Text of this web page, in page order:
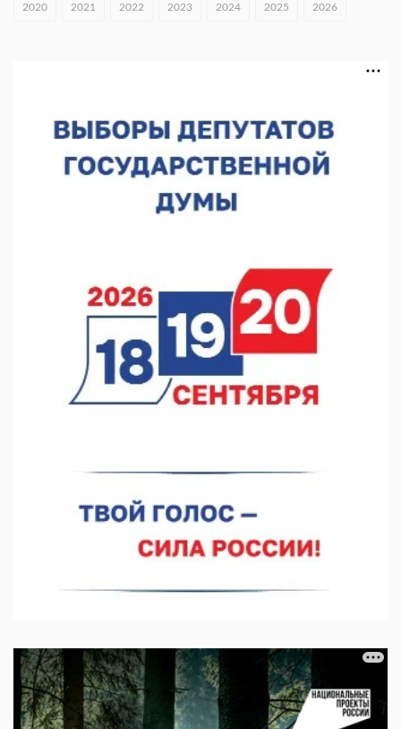
07.08.2026 13:48
выросла на 28%
Кратковременные перерывы вещания телерадиопрограмм
ожидаются в Нижнем Новгороде до 16 августа в связи с
покраской телебашни
07.08.2026 11:20
2020 2021 2022 2023 2024 2025 2026